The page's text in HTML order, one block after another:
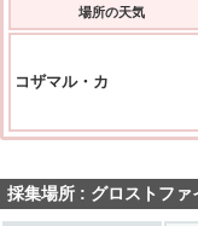
場所の天気
コザマル・カ
採集場所 : グロストフ